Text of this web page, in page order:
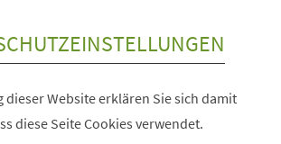
dieser Website erklären Sie sich damit
diese Seite Cookies verwendet.